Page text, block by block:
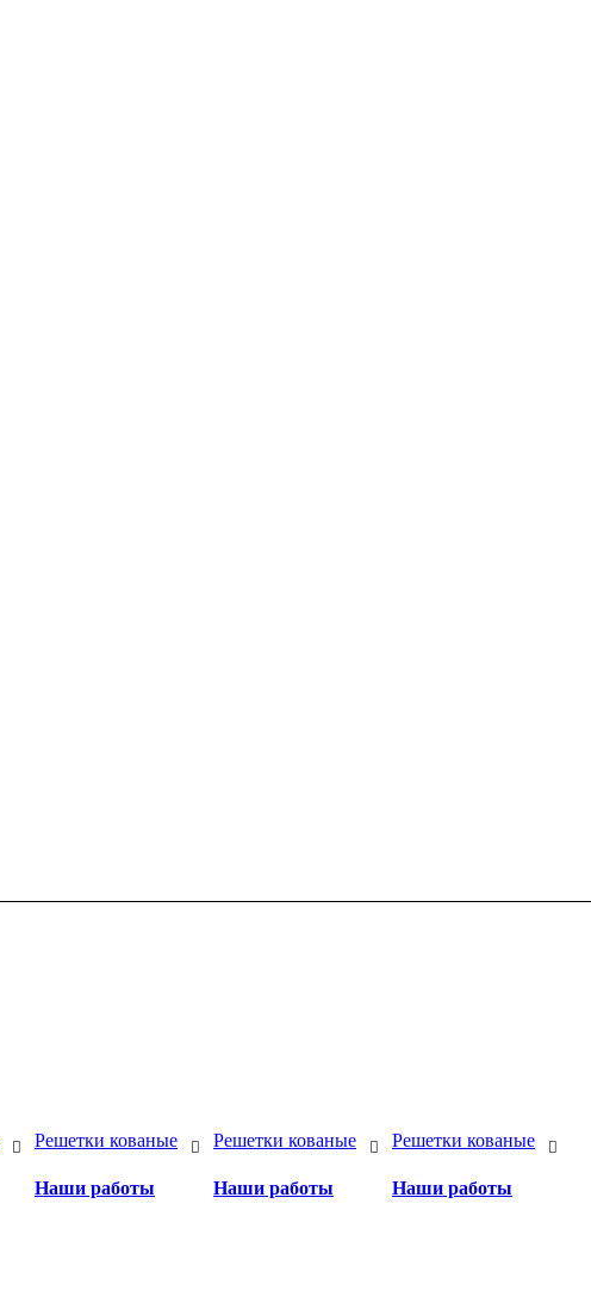
Решетки кованые
Наши работы
Решетки кованые
Наши работы
Решетки кованые
Наши работы